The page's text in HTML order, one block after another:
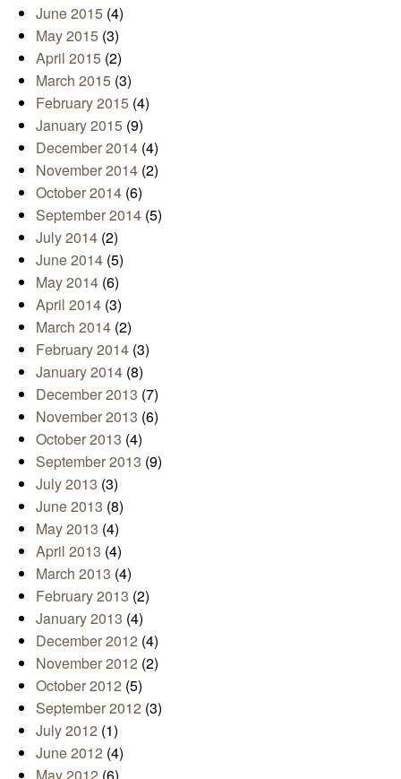
June 2015 (4)
May 2015 (3)
April 2015 (2)
March 2015 (3)
February 2015 (4)
January 2015 (9)
December 2014 (4)
November 2014 (2)
October 2014 (6)
September 2014 (5)
July 2014 (2)
June 2014 (5)
May 2014 (6)
April 2014 (3)
March 2014 (2)
February 2014 (3)
January 2014 (8)
December 2013 (7)
November 2013 (6)
October 2013 (4)
September 2013 (9)
July 2013 (3)
June 2013 (8)
May 2013 (4)
April 2013 (4)
March 2013 (4)
February 2013 (2)
January 2013 (4)
December 2012 (4)
November 2012 (2)
October 2012 (5)
September 2012 (3)
July 2012 (1)
June 2012 (4)